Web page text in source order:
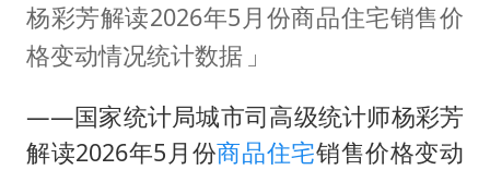
21楼高空抛物嫌疑人被拘留
台风白海豚最新路径研判来了
OpenAI为免费用户升级GPT-5.6 Luna
杨彩芳解读2026年5月份商品住宅销售价
格变动情况统计数据
——国家统计局城市司高级统计师杨彩芳
解读2026年5月份商品住宅销售价格变动